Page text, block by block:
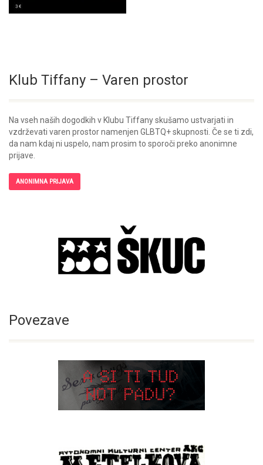
Klub Tiffany – Varen prostor
Na vseh naših dogodkih v Klubu Tiffany skušamo ustvarjati in
vzdrževati varen prostor namenjen GLBTQ+ skupnosti. Če se ti zdi,
da nam kdaj ni uspelo, nam prosim to sporoči preko anonimne
prijave.
ANONIMNA PRIJAVA
Povezave